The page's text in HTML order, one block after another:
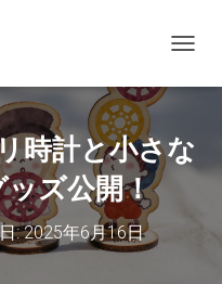
シ
ョ
時計と小さな
ズ公開！
:2025年6月16日